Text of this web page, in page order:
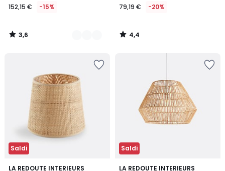
152,15 € -15%
3,6
/
79,19 € -20%
4,4
/
Saldi
LA REDOUTE INTERIEURS
4,1
Saldi
LA REDOUTE INTERIEURS
4,4